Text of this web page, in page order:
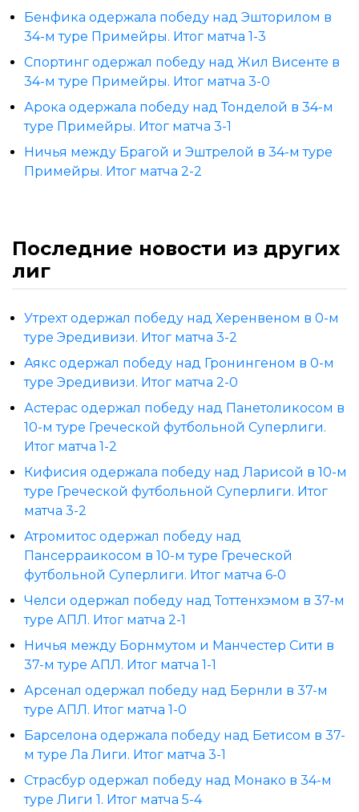
Бенфика одержала победу над Эшторилом в
34-м туре Примейры. Итог матча 1-3
Спортинг одержал победу над Жил Висенте в
34-м туре Примейры. Итог матча 3-0
Арока одержала победу над Тонделой в 34-м
туре Примейры. Итог матча 3-1
Ничья между Брагой и Эштрелой в 34-м туре
Примейры. Итог матча 2-2
Последние новости из других
лиг
Утрехт одержал победу над Херенвеном в 0-м
туре Эредивизи. Итог матча 3-2
Аякс одержал победу над Гронингеном в 0-м
туре Эредивизи. Итог матча 2-0
Астерас одержал победу над Панетоликосом в
10-м туре Греческой футбольной Суперлиги.
Итог матча 1-2
Кифисия одержала победу над Ларисой в 10-м
туре Греческой футбольной Суперлиги. Итог
матча 3-2
Атромитос одержал победу над
Пансерраикосом в 10-м туре Греческой
футбольной Суперлиги. Итог матча 6-0
Челси одержал победу над Тоттенхэмом в 37-м
туре АПЛ. Итог матча 2-1
Ничья между Борнмутом и Манчестер Сити в
37-м туре АПЛ. Итог матча 1-1
Арсенал одержал победу над Бернли в 37-м
туре АПЛ. Итог матча 1-0
Барселона одержала победу над Бетисом в 37-
м туре Ла Лиги. Итог матча 3-1
Страсбур одержал победу над Монако в 34-м
туре Лиги 1. Итог матча 5-4